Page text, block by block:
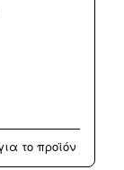
το προϊόν